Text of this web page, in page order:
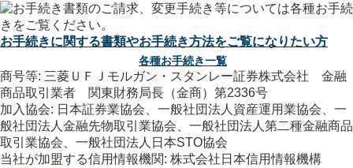
お手続きに関する書類やお手続き方法をご覧になりたい方
各種お手続き一覧
商号等: 三菱ＵＦＪモルガン・スタンレー証券株式会社 金融
商品取引業者 関東財務局長（金商）第2336号
加入協会: 日本証券業協会、一般社団法人資産運用業協会、一
般社団法人金融先物取引業協会、一般社団法人第二種金融商品
取引業協会、一般社団法人日本STO協会
当社が加盟する信用情報機関: 株式会社日本信用情報機構